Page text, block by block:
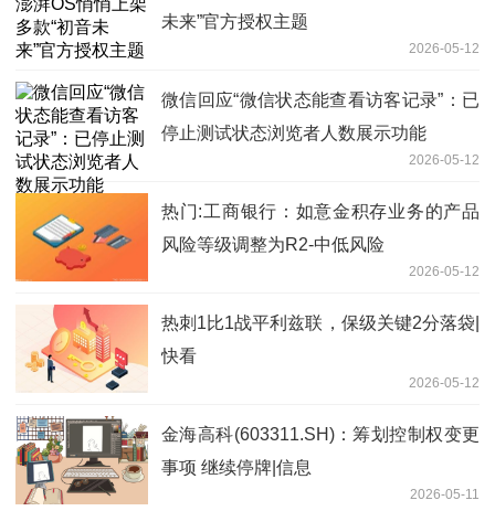
未来”官方授权主题
2026-05-12
微信回应“微信状态能查看访客记录”：已
停止测试状态浏览者人数展示功能
2026-05-12
热门:工商银行：如意金积存业务的产品
风险等级调整为R2-中低风险
2026-05-12
热刺1比1战平利兹联，保级关键2分落袋|
快看
2026-05-12
金海高科(603311.SH)：筹划控制权变更
事项 继续停牌|信息
2026-05-11